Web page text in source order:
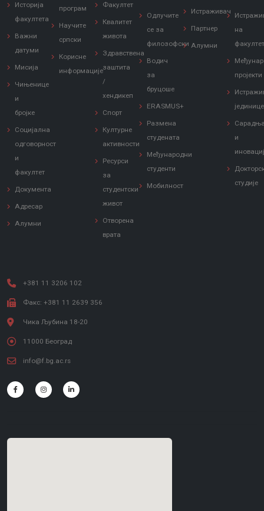
Историја
факултета
Важни
датуми
Мисија
Чињенице
и
бројке
Социјална
одговорност
и
факултет
Документа
Адресар
Алумни
програм
Научите
српски
Корисне
информације
Факултет
Квалитет
живота
Здравствена
заштита
/
хендикеп
Спорт
Културне
активности
Ресурси
за
студентски
живот
Отворена
врата
Одлучите
се за
филозофски
Водич
за
бруцоше
ERASMUS+
Размена
студената
Међународни
студенти
Мобилност
Истраживач
Партнер
Алумни
на
пројекти
јединице
и
студије
+381 11 3206 102
Факс: +381 11 2639 356
Чика Љубина 18-20
11000 Београд
info@f.bg.ac.rs